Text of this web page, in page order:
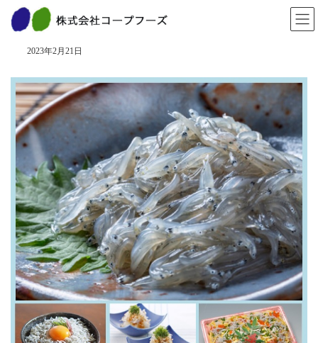
「旬」を食べよう！ ３月
2023年2月21日